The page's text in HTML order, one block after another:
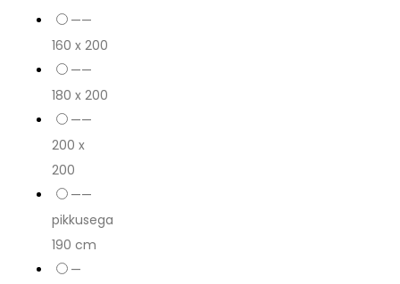
——
160 x 200
——
180 x 200
——
200 x
200
——
pikkusega
190 cm
—